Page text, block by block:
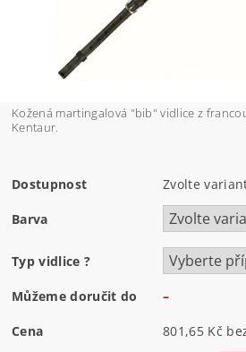
Kožená martingalová "bib" vidlice z
Kentaur.
Dostupnost Zvolte
Barva
Typ vidlice ?
Můžeme doručit do –
Cena 801,65 Kč